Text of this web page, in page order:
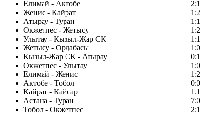
Елимай - Актобе
2:1
Женис - Кайрат
1:2
Атырау - Туран
1:1
Окжетпес - Жетысу
1:2
Улытау - Кызыл-Жар СК
1:1
Жетысу - Ордабасы
1:0
Кызыл-Жар СК - Атырау
0:1
Окжетпес - Улытау
1:0
Елимай - Женис
1:2
Актобе - Тобол
0:0
Кайрат - Кайсар
1:1
Астана - Туран
7:0
Тобол - Окжетпес
2:1